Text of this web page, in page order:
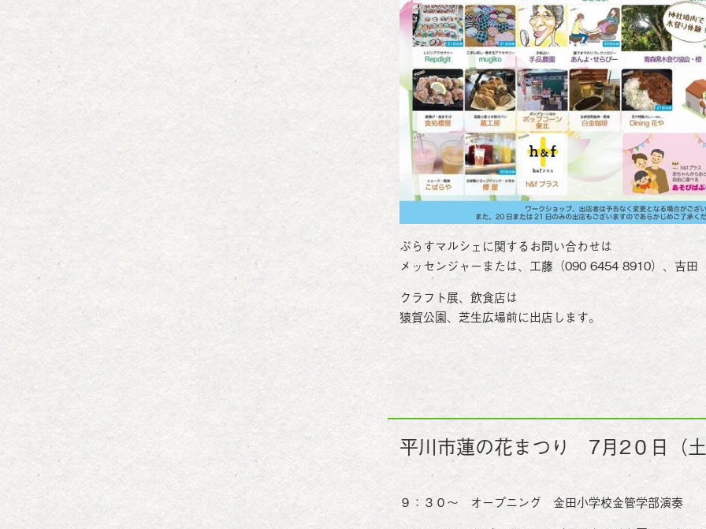
ぷらすマルシェに関するお問い合わせは
メッセンジャーまたは、工藤（090 6454 8910）、吉
クラフト展、飲食店は
猿賀公園、芝生広場前に出店します。
平川市蓮の花まつり 7月2０日（
９：３０～ オープニング 金田小学校金管学部演奏